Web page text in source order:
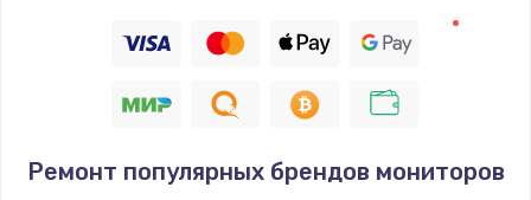
1400 руб.
Заказать
Восстановление цепи питания, пайка
880 руб.
Ремонт популярных брендов мониторов